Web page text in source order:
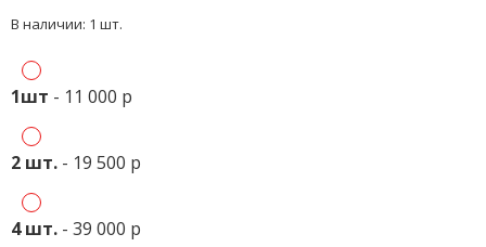
В наличии: 1 шт.
1шт - 11 000 р
2 шт. - 19 500 р
4 шт. - 39 000 р